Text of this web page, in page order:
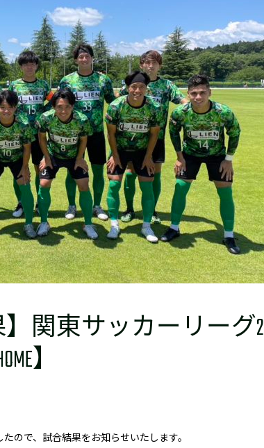
関東サッカーリーグ2
】
ので、試合結果をお知らせいたします。